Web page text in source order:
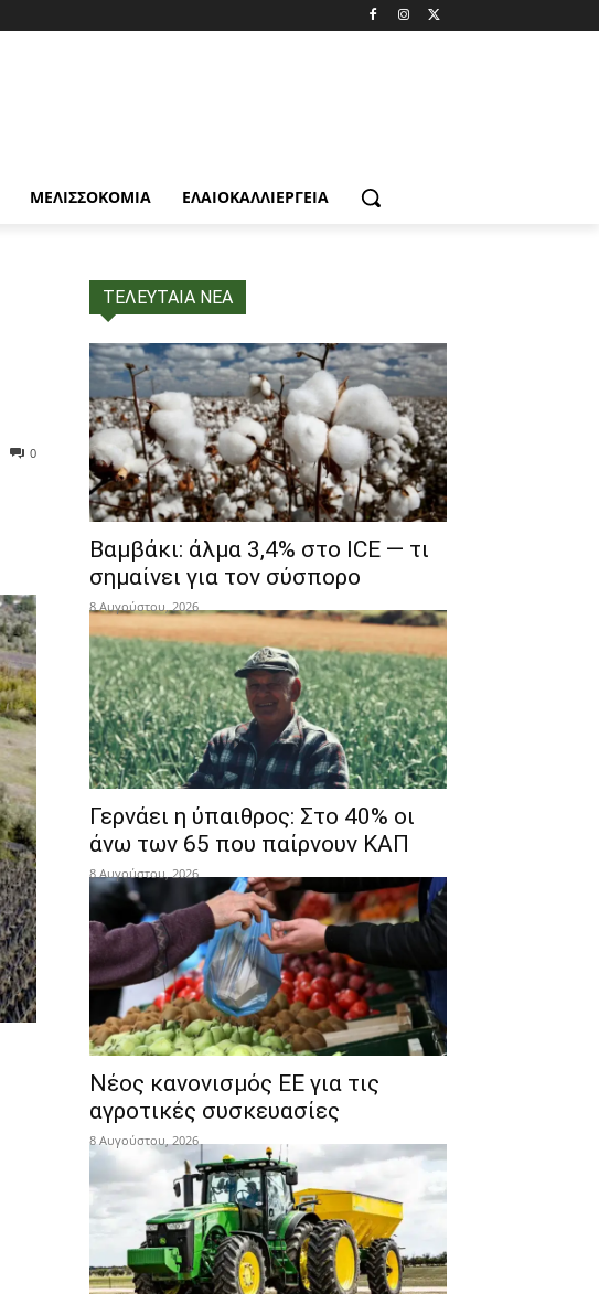
ΜΕΛΙΣΣΟΚΟΜΙΑ ΕΛΑΙΟΚΑΛΛΙΈΡΓΕΙΑ
0
ΤΕΛΕΥΤΑΙΑ ΝΕΑ
Βαμβάκι: άλμα 3,4% στο ICE — τι
σημαίνει για τον σύσπορο
8 Αυγούστου, 2026
Γερνάει η ύπαιθρος: Στο 40% οι
άνω των 65 που παίρνουν ΚΑΠ
8 Αυγούστου, 2026
Νέος κανονισμός ΕΕ για τις
αγροτικές συσκευασίες
8 Αυγούστου, 2026